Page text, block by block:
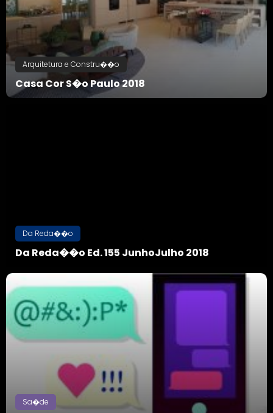
Voltar
Arquitetura e Constru��o
Casa Cor S�o Paulo 2018
Da Reda��o
Da Reda��o Ed. 155 JunhoJulho 2018
Sa�de